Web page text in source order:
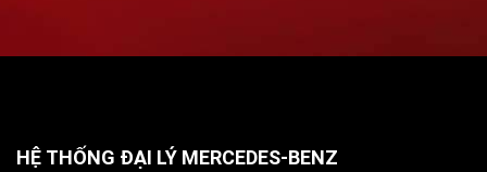
HỆ THỐNG ĐẠI LÝ MERCEDES-BENZ